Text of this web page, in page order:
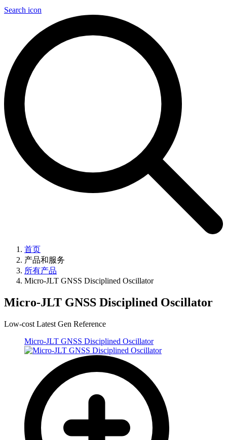
Search icon
首页
产品和服务
所有产品
Micro-JLT GNSS Disciplined Oscillator
Micro-JLT GNSS Disciplined Oscillator
Low-cost Latest Gen Reference
Micro-JLT GNSS Disciplined Oscillator